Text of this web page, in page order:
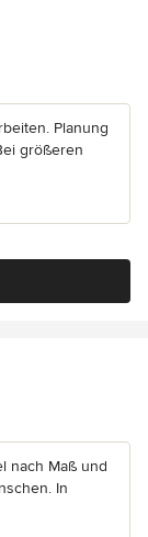
Planung
größeren
nach Maß und
In